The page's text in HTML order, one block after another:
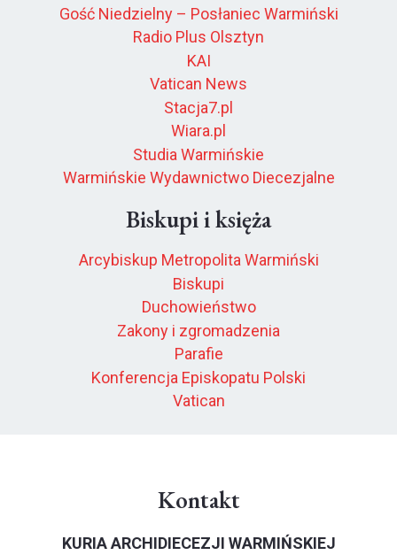
Gość Niedzielny – Posłaniec Warmiński
Radio Plus Olsztyn
KAI
Vatican News
Stacja7.pl
Wiara.pl
Studia Warmińskie
Warmińskie Wydawnictwo Diecezjalne
Biskupi i księża
Arcybiskup Metropolita Warmiński
Biskupi
Duchowieństwo
Zakony i zgromadzenia
Parafie
Konferencja Episkopatu Polski
Vatican
Kontakt
KURIA ARCHIDIECEZJI WARMIŃSKIEJ